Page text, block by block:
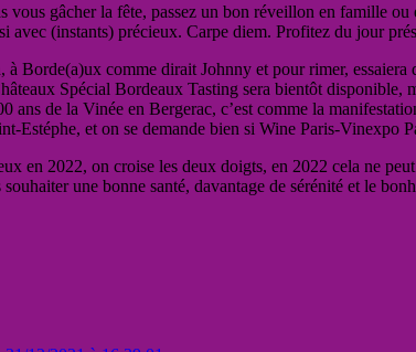
vous gâcher la fête, passez un bon réveillon en famille
avec (instants) précieux. Carpe diem. Profitez du jour
Borde(a)ux comme dirait Johnny et pour rimer,
Spécial Bordeaux Tasting sera bientôt
ans de la Vinée en Bergerac, c’est comme la
Estéphe, et on se demande bien si Wine Paris-
en 2022, on croise les deux doigts, en 2022 cela ne
une bonne santé, davantage de sérénité et le